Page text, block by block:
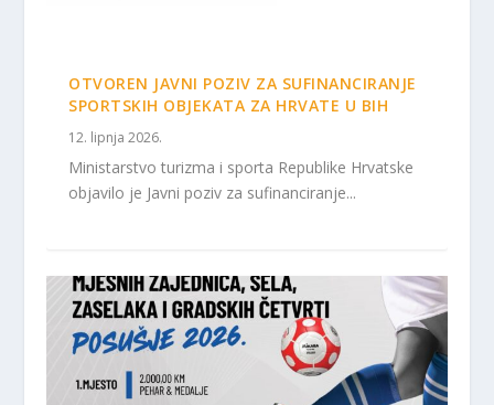
OTVOREN JAVNI POZIV ZA SUFINANCIRANJE
SPORTSKIH OBJEKATA ZA HRVATE U BIH
12. lipnja 2026.
Ministarstvo turizma i sporta Republike Hrvatske
objavilo je Javni poziv za sufinanciranje...